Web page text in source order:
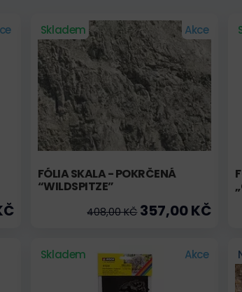
Skladem Akce
FÓLIA SKALA - POKRČENÁ
“WILDSPITZE”
408,00 KČ357,00 KČ
Skladem Akce